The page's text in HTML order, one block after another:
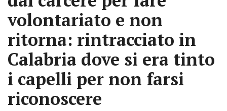
volontariato e non
ritorna: rintracciato in
Calabria dove si era tinto
i capelli per non farsi
riconoscere